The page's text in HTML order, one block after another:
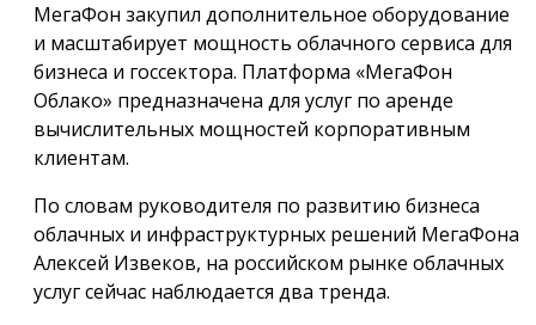
МегаФон закупил дополнительное оборудование
и масштабирует мощность облачного сервиса для
бизнеса и госсектора. Платформа «МегаФон
Облако» предназначена для услуг по аренде
вычислительных мощностей корпоративным
клиентам.
По словам руководителя по развитию бизнеса
облачных и инфраструктурных решений МегаФона
Алексей Извеков, на российском рынке облачных
услуг сейчас наблюдается два тренда.